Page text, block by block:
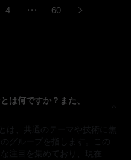
4 ••• 60
は何ですか？また、
、共通のテーマや技術に焦
グループを指します。この
注目を集めており、現在